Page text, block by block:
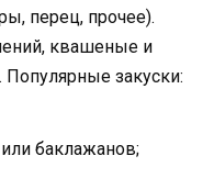
перец, прочее).
квашеные и
закуски:
баклажанов;